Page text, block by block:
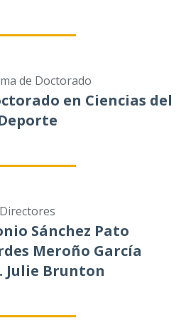
de Doctorado
en Ciencias del
Directores
Sánchez Pato
Meroño García
Julie Brunton